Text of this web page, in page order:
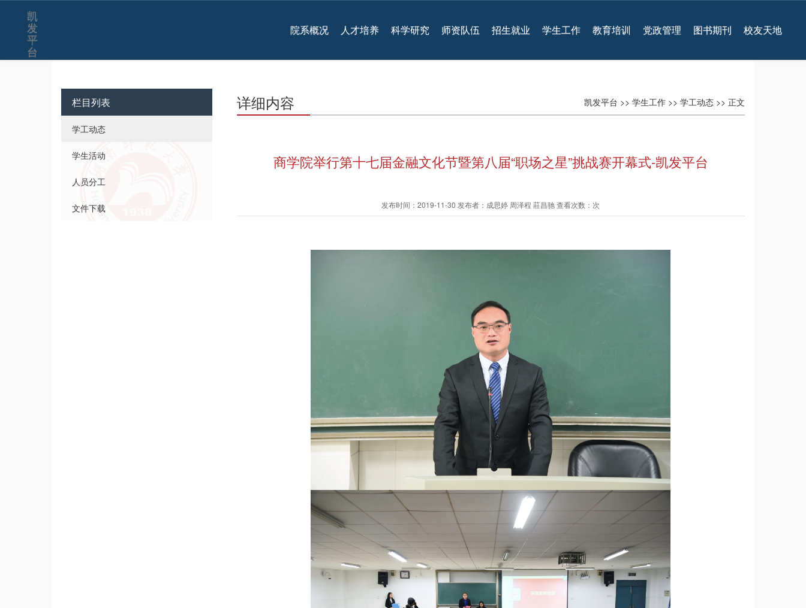
凯
发
平
台
院系概况 人才培养 科学研究 师资队伍 招生就业 学生工作 教育培训 党政管理 图书期刊 校友天地
栏目列表
学工动态
学生活动
人员分工
文件下载
凯发平台 >> 学生工作 >> 学工动态 >> 正文
详细内容
商学院举行第十七届金融文化节暨第八届“职场之星”挑战赛开幕式-凯发平台
发布时间：2019-11-30 发布者：成思婷 周泽程 莊昌驰 查看次数：次